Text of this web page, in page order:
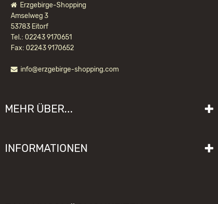
Erzgebirge-Shopping
Amselweg 3
53783 Eitorf
Tel.: 02243 9170651
Fax: 02243 9170652
info@erzgebirge-shopping.com
MEHR ÜBER...
Lieferzeit
INFORMATIONEN